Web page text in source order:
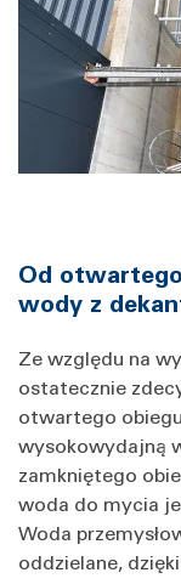
Od
wody z
Ze względu na
ostatecznie
otwartego
wysokowydajną
zamkniętego
woda do mycia
Woda
oddzielane,